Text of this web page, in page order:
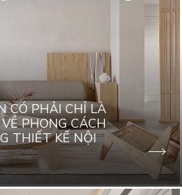
CÓ PHẢI CHỈ LÀ
PHONG CÁCH
THIẾT KẾ NỘI